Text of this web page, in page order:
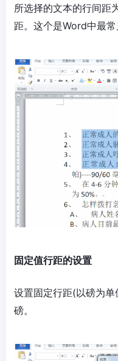
所选择的文本的行间距
距。这个是Word中最常
固定值行距的设置
设置固定行距(以磅为
磅。